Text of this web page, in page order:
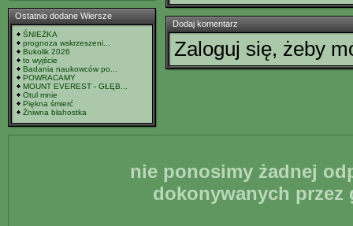
Ostatnio dodane Wiersze
ŚNIEŻKA
prognoza wskrzeszeni...
Bukolik 2026
to wyjście
Badania naukowców po...
POWRACAMY
MOUNT EVEREST - GŁĘB...
Otul mnie
Piękna śmierć
Żniwna błahostka
Dodaj komentarz
Zaloguj się, żeby
nie ponosimy żadnej
dokonywanych